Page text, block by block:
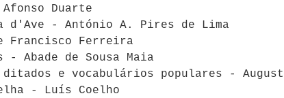
Duarte
d'Ave - António A. Pires de Lima
Francisco Ferreira
Abade de Sousa Maia
ditados e vocabulários populares -
- Luís Coelho